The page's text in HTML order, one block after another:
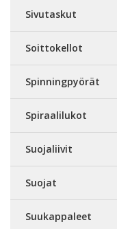
Sivutaskut
Soittokellot
Spinningpyörät
Spiraalilukot
Suojaliivit
Suojat
Suukappaleet